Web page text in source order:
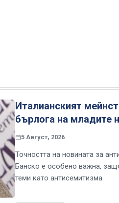
Италианският
бърлога на младите
5 Август, 2026
Точността на новината за
Банско е особено важна,
теми като антисемитизма